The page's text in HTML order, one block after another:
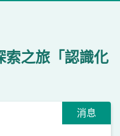
索之旅「認識化
消息